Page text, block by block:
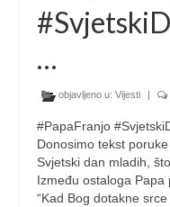
…
objavljeno u: Vijesti |
#PapaFranjo
Donosimo tekst
Svjetski dan mladih,
Između ostaloga Papa
“Kad Bog dotakne